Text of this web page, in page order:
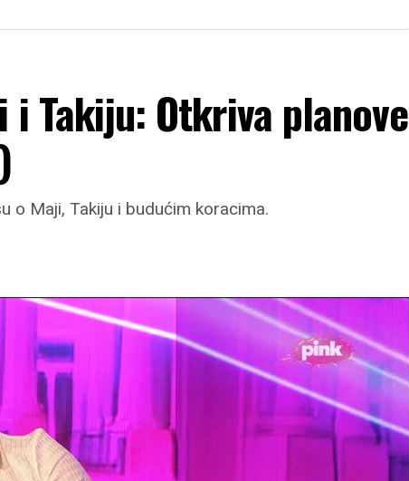
Takiju: Otkriva planove
o Maji, Takiju i budućim koracima.